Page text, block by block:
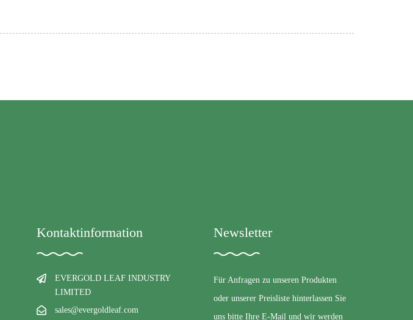
Kontaktinformation
EVERGOLD LEAF INDUSTRY
LIMITED
sales@evergoldleaf.com
Newsletter
Für Anfragen zu unseren Produkten
oder unserer Preisliste hinterlassen Sie
uns bitte Ihre E-Mail und wir werden